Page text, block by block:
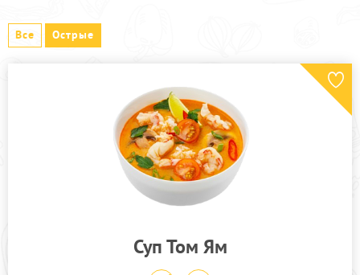
СУПЫ
НАПИТКИ
ДЕСЕРТЫ
ПРОЧЕЕ
КАФЕ УЛ. ИНЖЕНЕРНАЯ
Все Острые
Суп Том Ям